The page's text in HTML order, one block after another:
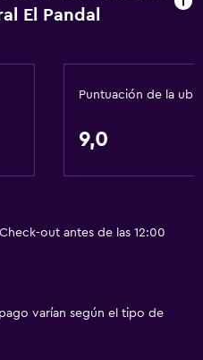
El Pandal
Puntuación de la
9,0
out antes de las 12:00
varían según el tipo de